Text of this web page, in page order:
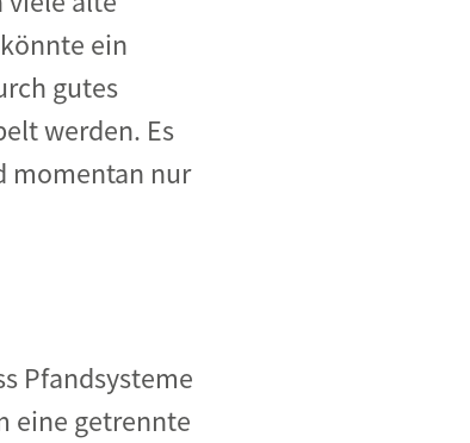
ein
gutes
werden. Es
momentan nur
Pfandsysteme
eine getrennte